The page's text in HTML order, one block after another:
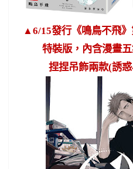
▲ 6/15發行《鳴鳥不飛
特裝版，內含漫畫
捏捏吊飾兩款(誘